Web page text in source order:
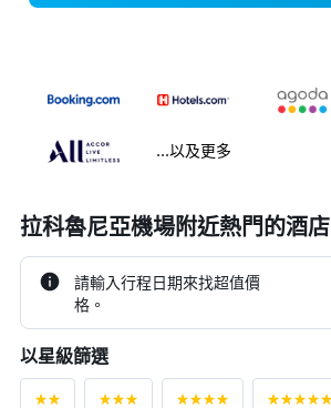
...以及更多
拉科魯尼亞機場附近熱門的酒店
請輸入行程日期來找超值價
格。
以星級篩選